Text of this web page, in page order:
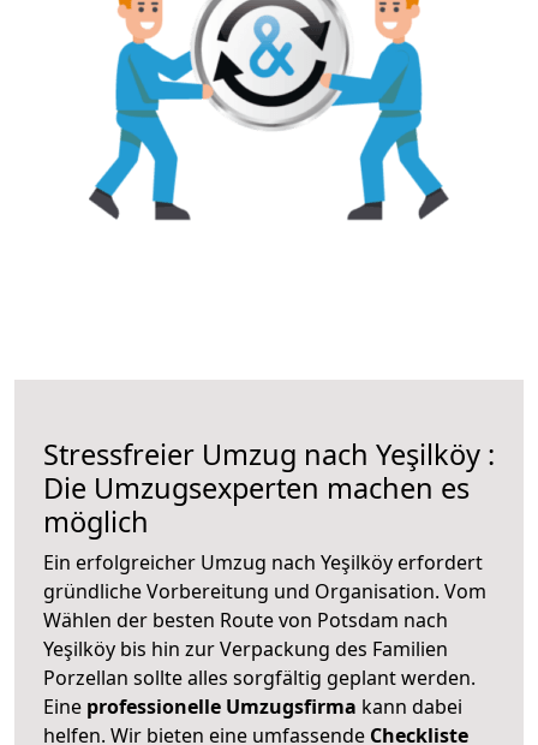
Stressfreier Umzug nach Yeşilköy :
Die Umzugsexperten machen es
möglich
Ein erfolgreicher Umzug nach Yeşilköy erfordert
gründliche Vorbereitung und Organisation. Vom
Wählen der besten Route von Potsdam nach
Yeşilköy bis hin zur Verpackung des Familien
Porzellan sollte alles sorgfältig geplant werden.
Eine professionelle Umzugsfirma kann dabei
helfen. Wir bieten eine umfassende Checkliste